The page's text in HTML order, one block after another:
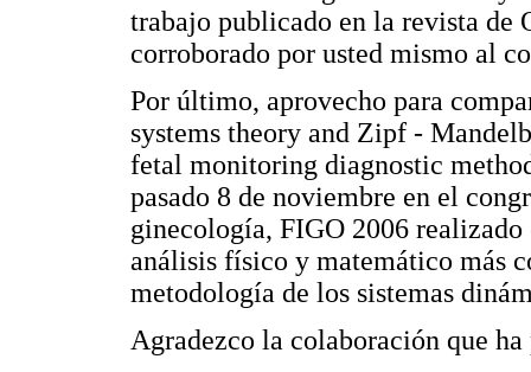
trabajo publicado en la revista de
corroborado por usted mismo al
Por último, aprovecho para
systems theory and Zipf -
fetal monitoring diagnostic
pasado 8 de noviembre en el
ginecología, FIGO 2006
análisis físico y matemático más
metodología de los sistemas
Agradezco la colaboración que